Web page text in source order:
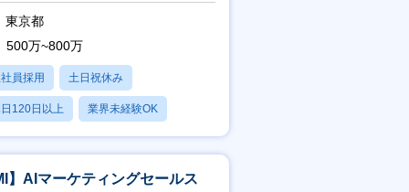
領域】
東京都
500万~800万
員採用 土日祝休み
120日以上 業界未経験OK
・育休あり
】AIマーケティングセールス